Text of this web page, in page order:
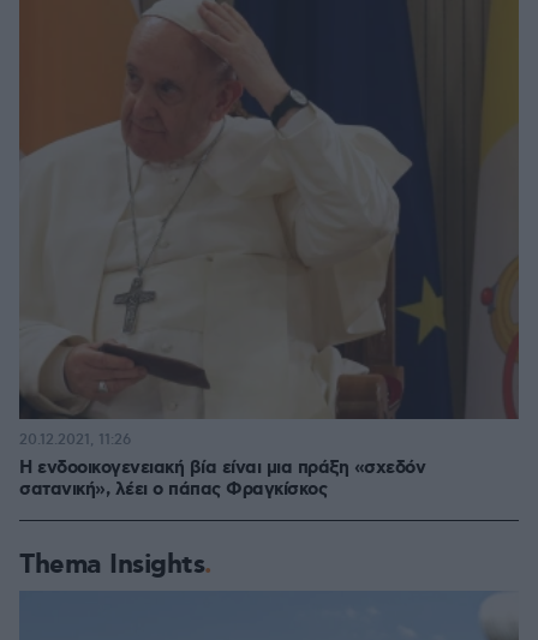
Η ενδοοικογενειακή βία είναι μια πράξη «σχεδόν
σατανική», λέει ο πάπας Φραγκίσκος
20.12.2021, 11:26
Thema Insights